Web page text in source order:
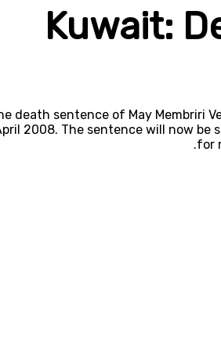
Kuwait:
death sentence of May Membriri
2008. The sentence will now be
for